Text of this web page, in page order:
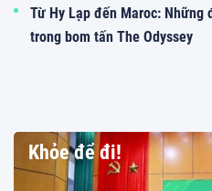
Từ Hy Lạp đến Maroc: Những
trong bom tấn The Odyssey
Khỏe để đi!